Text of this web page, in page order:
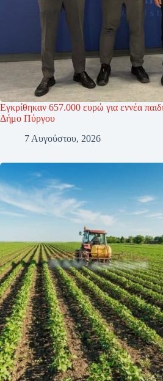
Εγκρίθηκαν 657.000 ευρώ για εννέα
Δήμο Πύργου
7 Αυγούστου, 2026